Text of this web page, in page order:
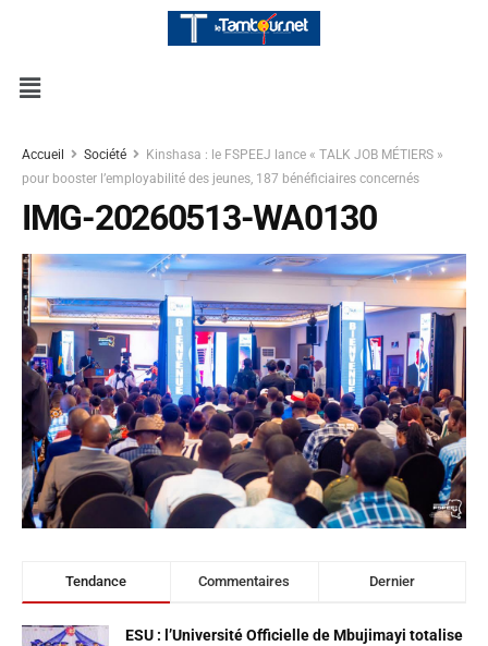
Accueil Société
Kinshasa : le FSPEEJ lance « TALK JOB MÉTIERS »
pour booster l’employabilité des jeunes, 187 bénéficiaires concernés
IMG-20260513-WA0130
Tendance Commentaires Dernier
ESU : l’Université Officielle de Mbujimayi totalise